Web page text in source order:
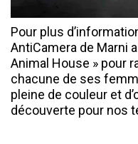
Pour plus
AntiCamera de Marni
Animal House » pour
chacune de ses
pleine de couleur et
découverte pour nos